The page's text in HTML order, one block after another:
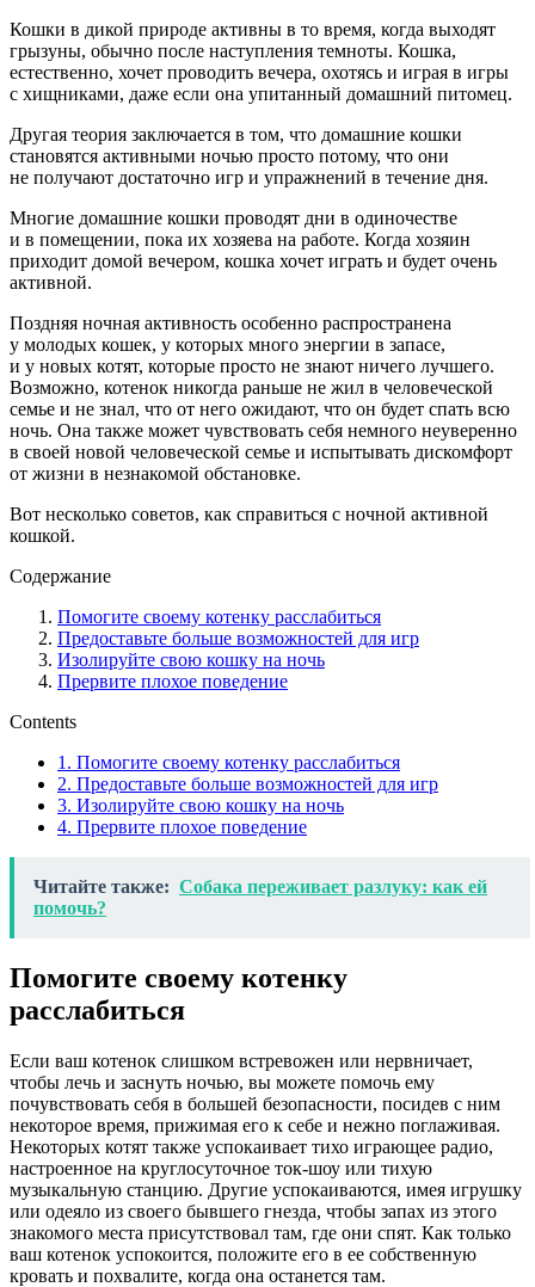
Кошки в дикой природе активны в то время, когда выходят
грызуны, обычно после наступления темноты. Кошка,
естественно, хочет проводить вечера, охотясь и играя в игры
с хищниками, даже если она упитанный домашний питомец.
Другая теория заключается в том, что домашние кошки
становятся активными ночью просто потому, что они
не получают достаточно игр и упражнений в течение дня.
Многие домашние кошки проводят дни в одиночестве
и в помещении, пока их хозяева на работе. Когда хозяин
приходит домой вечером, кошка хочет играть и будет очень
активной.
Поздняя ночная активность особенно распространена
у молодых кошек, у которых много энергии в запасе,
и у новых котят, которые просто не знают ничего лучшего.
Возможно, котенок никогда раньше не жил в человеческой
семье и не знал, что от него ожидают, что он будет спать всю
ночь. Она также может чувствовать себя немного неуверенно
в своей новой человеческой семье и испытывать дискомфорт
от жизни в незнакомой обстановке.
Вот несколько советов, как справиться с ночной активной
кошкой.
Содержание
Помогите своему котенку расслабиться
Предоставьте больше возможностей для игр
Изолируйте свою кошку на ночь
Прервите плохое поведение
Contents
1. Помогите своему котенку расслабиться
2. Предоставьте больше возможностей для игр
3. Изолируйте свою кошку на ночь
4. Прервите плохое поведение
Читайте также: Собака переживает разлуку: как ей
помочь?
Помогите своему котенку
расслабиться
Если ваш котенок слишком встревожен или нервничает,
чтобы лечь и заснуть ночью, вы можете помочь ему
почувствовать себя в большей безопасности, посидев с ним
некоторое время, прижимая его к себе и нежно поглаживая.
Некоторых котят также успокаивает тихо играющее радио,
настроенное на круглосуточное ток-шоу или тихую
музыкальную станцию. Другие успокаиваются, имея игрушку
или одеяло из своего бывшего гнезда, чтобы запах из этого
знакомого места присутствовал там, где они спят. Как только
ваш котенок успокоится, положите его в ее собственную
кровать и похвалите, когда она останется там.